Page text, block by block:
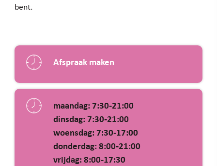
bent.
Afspraak maken
maandag: 7:30‐21:00
dinsdag: 7:30‐21:00
woensdag: 7:30‐17:00
donderdag: 8:00‐21:00
vrijdag: 8:00‐17:30